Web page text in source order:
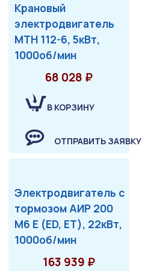
Крановый
электродвигатель
МТН 112-6, 5кВт,
1000об/мин
68 028 ₽
В КОРЗИНУ
ОТПРАВИТЬ ЗАЯВКУ
Электродвигатель с
тормозом АИР 200
М6 Е (ED, ET), 22кВт,
1000об/мин
163 939 ₽